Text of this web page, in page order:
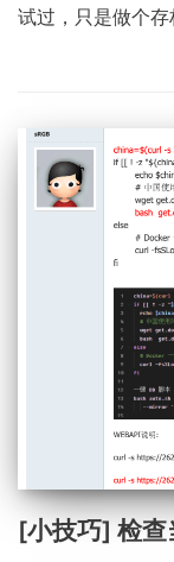
试过，只是做个
[小技巧] 检